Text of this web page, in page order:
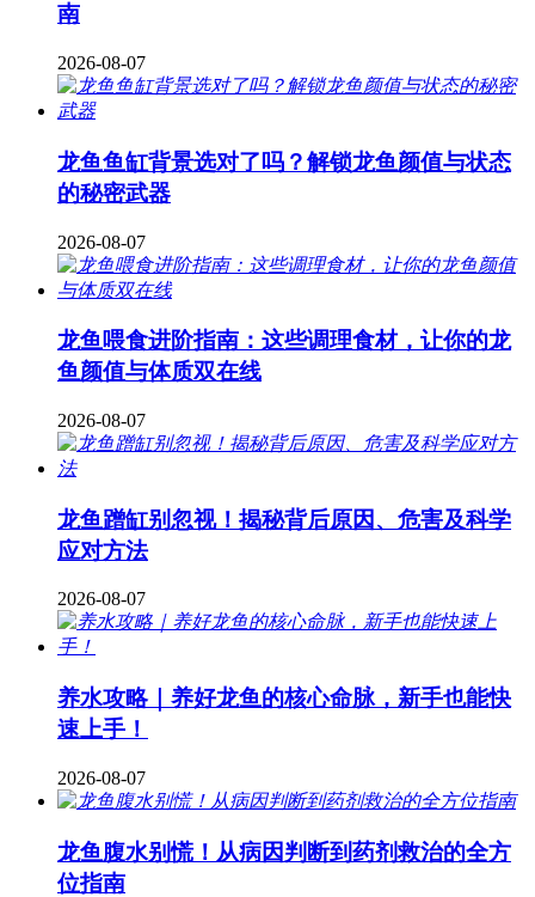
南
2026-08-07
龙鱼鱼缸背景选对了吗？解锁龙鱼颜值与状态
的秘密武器
2026-08-07
龙鱼喂食进阶指南：这些调理食材，让你的龙
鱼颜值与体质双在线
2026-08-07
龙鱼蹭缸别忽视！揭秘背后原因、危害及科学
应对方法
2026-08-07
养水攻略｜养好龙鱼的核心命脉，新手也能快
速上手！
2026-08-07
龙鱼腹水别慌！从病因判断到药剂救治的全方
位指南